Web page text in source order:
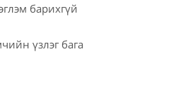
барихгүй
үзлэг бага